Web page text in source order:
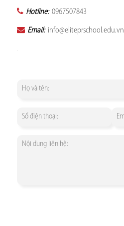
Hotline: 0967507843
Email: info@eliteprschool.edu.vn